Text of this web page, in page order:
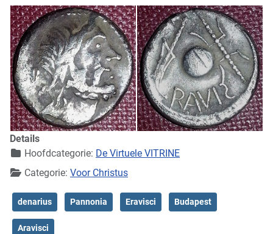
Details
Hoofdcategorie: De Virtuele VITRINE
Categorie: Voor Christus
denarius Pannonia Eravisci Budapest
Aravisci